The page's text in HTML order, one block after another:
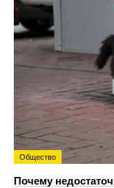
Общество
Почему